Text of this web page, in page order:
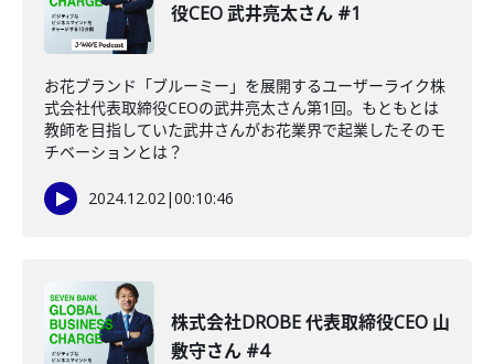
役CEO 武井亮太さん #1
お花ブランド「ブルーミー」を展開するユーザーライク株
式会社代表取締役CEOの武井亮太さん第1回。もともとは
教師を目指していた武井さんがお花業界で起業したそのモ
チベーションとは？
2024.12.02|00:10:46
株式会社DROBE 代表取締役CEO 山
敷守さん #4